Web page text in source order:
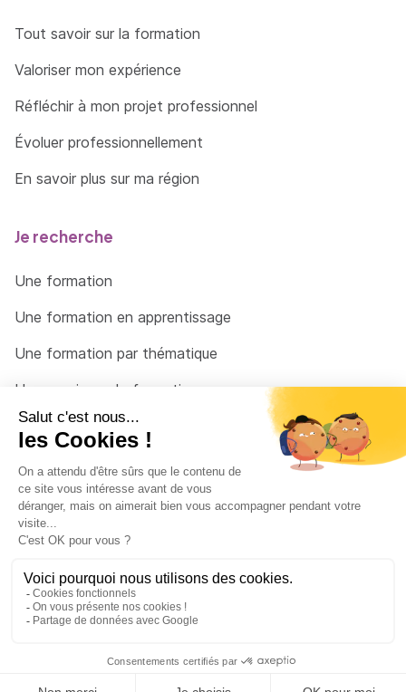
Tout savoir sur la formation
Valoriser mon expérience
Réfléchir à mon projet professionnel
Évoluer professionnellement
En savoir plus sur ma région
Je recherche
Une formation
Une formation en apprentissage
Une formation par thématique
Un organisme de formation
Un conseiller
© 2026 - Côté Formations - par Via Compétences
Menu Pied de page
Mentions Légales
Politique de confidentialité